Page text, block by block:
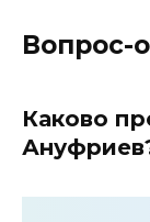
Вопрос-
Каково